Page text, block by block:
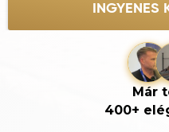
INGYENES
Már
400+